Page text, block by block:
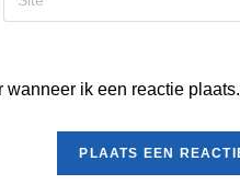
ik een reactie plaats.